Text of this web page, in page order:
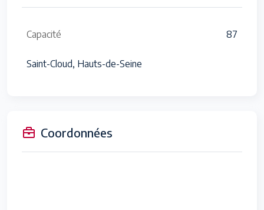
Capacité 87
Saint-Cloud, Hauts-de-Seine
Coordonnées